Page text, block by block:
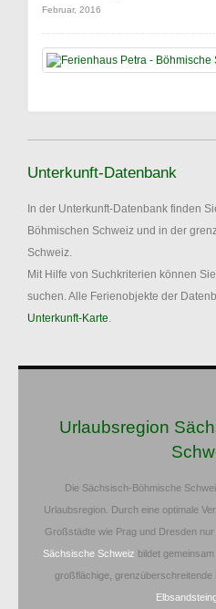
Februar, 2016
Unterkunft-Datenbank
In der Unterkunft-Datenbank finden
Böhmischen Schweiz und in der
Schweiz.
Mit Hilfe von Suchkriterien können
suchen. Alle Ferienobjekte der
Unterkunft-Karte.
Urlaubsregion
Die Sächsisch-Böhmische
Urlaubsregion. Durch eine optimale
Großstädte wie Prag und Dresden
Sächsische Schweiz bildet
großflächige, grenzüberschreitende